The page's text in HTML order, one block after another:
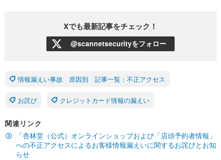
Xでも最新記事をチェック！
@scannetsecurityをフォロー
情報漏えい事故 原因別 記事一覧：不正アクセス
お詫び クレジットカード情報の漏えい
関連リンク
「杏林堂（公式）オンラインショップおよび「店頭予約者情報」
への不正アクセスによるお客様情報漏えいに関するお詫びとお知
らせ